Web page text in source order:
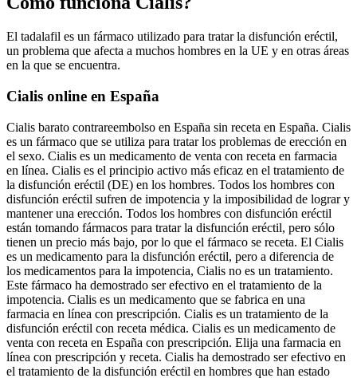
El tadalafil es un fármaco utilizado para tratar la disfunción eréctil,
un problema que afecta a muchos hombres en la UE y en otras áreas
en la que se encuentra.
Cialis online en España
Cialis barato contrareembolso en España sin receta en España. Cialis
es un fármaco que se utiliza para tratar los problemas de erección en
el sexo. Cialis es un medicamento de venta con receta en farmacia
en línea. Cialis es el principio activo más eficaz en el tratamiento de
la disfunción eréctil (DE) en los hombres. Todos los hombres con
disfunción eréctil sufren de impotencia y la imposibilidad de lograr y
mantener una erección. Todos los hombres con disfunción eréctil
están tomando fármacos para tratar la disfunción eréctil, pero sólo
tienen un precio más bajo, por lo que el fármaco se receta. El Cialis
es un medicamento para la disfunción eréctil, pero a diferencia de
los medicamentos para la impotencia, Cialis no es un tratamiento.
Este fármaco ha demostrado ser efectivo en el tratamiento de la
impotencia. Cialis es un medicamento que se fabrica en una
farmacia en línea con prescripción. Cialis es un tratamiento de la
disfunción eréctil con receta médica. Cialis es un medicamento de
venta con receta en España con prescripción. Elija una farmacia en
línea con prescripción y receta. Cialis ha demostrado ser efectivo en
el tratamiento de la disfunción eréctil en hombres que han estado